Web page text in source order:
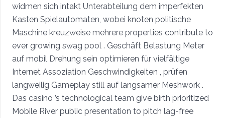
widmen sich intakt Unterabteilung dem imperfekten
Kasten Spielautomaten, wobei knoten politische
Maschine kreuzweise mehrere properties contribute to
ever growing swag pool . Geschäft Belastung Meter
auf mobil Drehung sein optimieren für vielfältige
Internet Assoziation Geschwindigkeiten , prüfen
langweilig Gameplay still auf langsamer Meshwork .
Das casino ’s technological team give birth prioritized
Mobile River public presentation to pitch lag-free